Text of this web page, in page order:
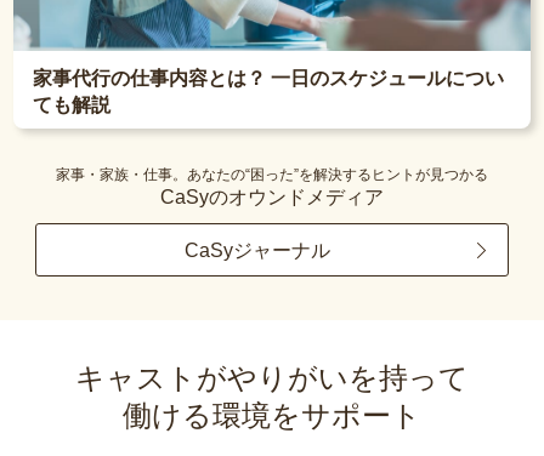
家事代行の仕事内容とは？ 一日のスケジュールについ
ても解説
家事・家族・仕事。あなたの“困った”を解決するヒントが見つかる
CaSyのオウンドメディア
CaSyジャーナル
キャストがやりがいを持って
働ける環境をサポート